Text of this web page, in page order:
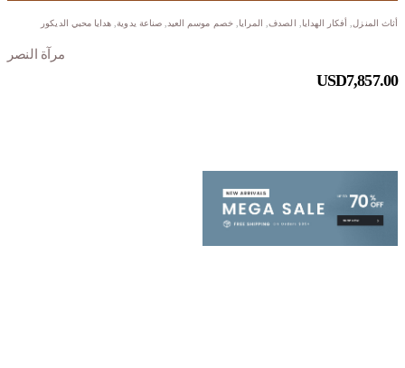
أثاث المنزل أفكار الهدايا الصدف, المرايا ,خصم موسم العيد ,صناعة يدوية, هدايا محبي الديكور
مرآة النصر
USD7,857.00